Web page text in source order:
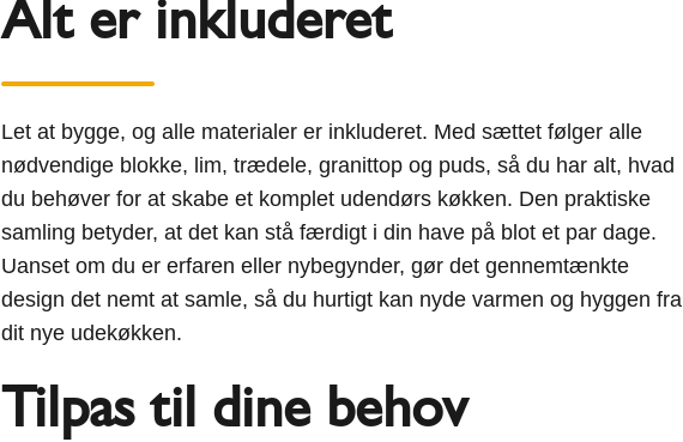
Alt er inkluderet
Let at bygge, og alle materialer er inkluderet. Med sættet følger alle
nødvendige blokke, lim, trædele, granittop og puds, så du har alt, hvad
du behøver for at skabe et komplet udendørs køkken. Den praktiske
samling betyder, at det kan stå færdigt i din have på blot et par dage.
Uanset om du er erfaren eller nybegynder, gør det gennemtænkte
design det nemt at samle, så du hurtigt kan nyde varmen og hyggen fra
dit nye udekøkken.
Tilpas til dine behov